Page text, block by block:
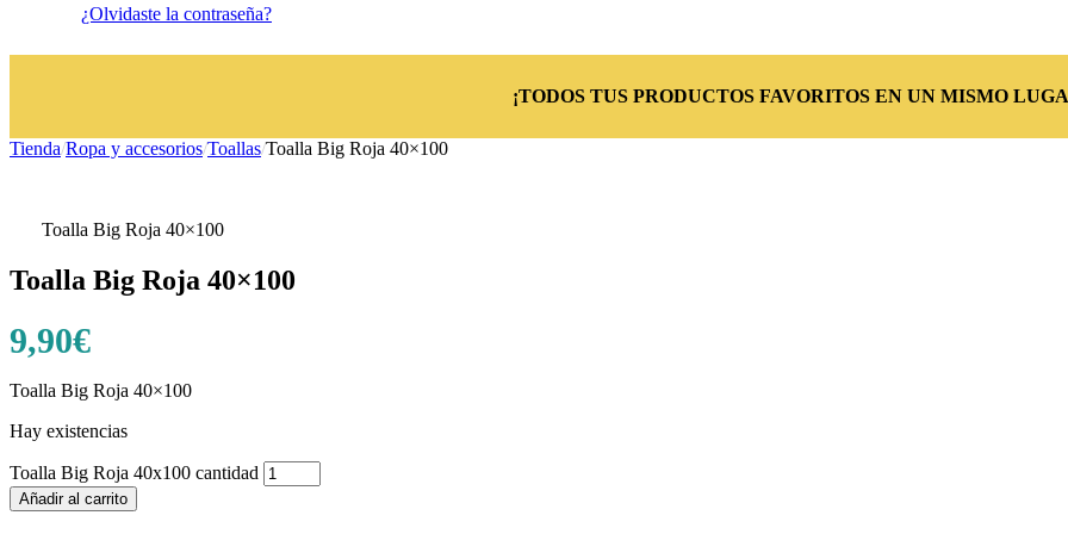
¿Olvidaste la contraseña?
¡TODOS TUS PRODUCTOS FAVORITOS EN UN MISMO
Tienda/Ropa y accesorios/Toallas/Toalla Big Roja 40×100
Toalla Big Roja 40×100
Toalla Big Roja 40×100
9,90€
Toalla Big Roja 40×100
Hay existencias
Toalla Big Roja 40x100 cantidad
Añadir al carrito